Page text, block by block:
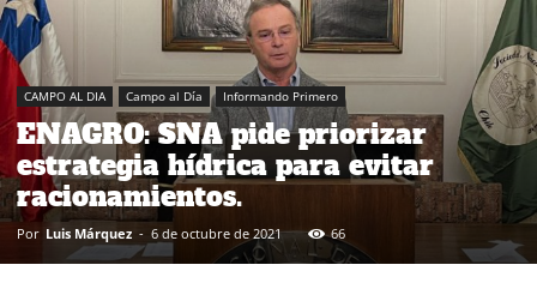
CAMPO AL DIA Campo al Día Informando Primero
ENAGRO: SNA pide priorizar
estrategia hídrica para evitar
racionamientos.
Por Luis Márquez - 6 de octubre de 2021 66